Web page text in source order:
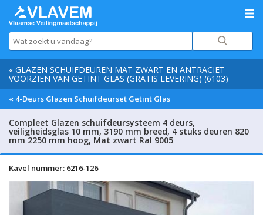
« GLAZEN SCHUIFDEUREN MAT ZWART EN ANTRACIET
VOORZIEN VAN GETINT GLAS (GRATIS LEVERING) (6103)
« 4-Deurs Glazen Schuifdeurset Getint Glas
Compleet Glazen schuifdeursysteem 4 deurs,
veiligheidsglas 10 mm, 3190 mm breed, 4 stuks deuren 820
mm 2250 mm hoog, Mat zwart Ral 9005
Kavel nummer: 6216-126